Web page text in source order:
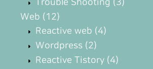
Trouble Shooting (3)
Web (12)
Reactive web (4)
Wordpress (2)
Reactive Tistory (4)